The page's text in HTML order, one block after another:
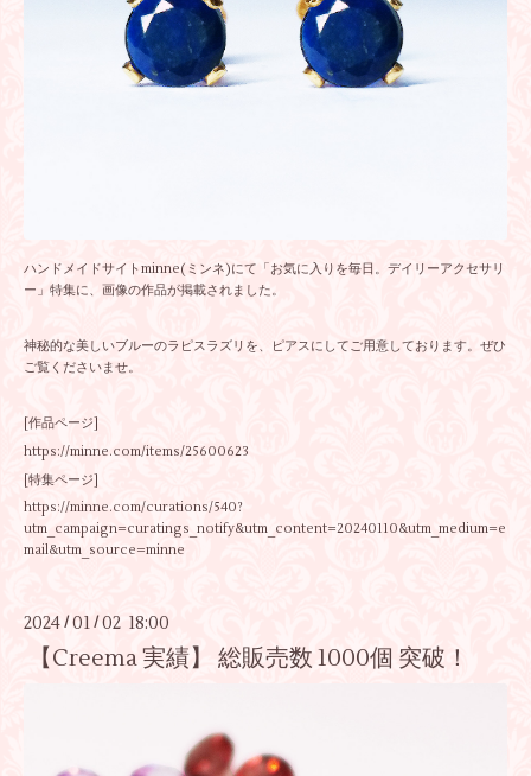
ハンドメイドサイトminne(ミンネ)にて「お気に入りを毎日。デイリーアクセサリ
ー」特集に、画像の作品が掲載されました。
神秘的な美しいブルーのラピスラズリを、ピアスにしてご用意しております。ぜひ
ご覧くださいませ。
[作品ページ]
https://minne.com/items/25600623
[特集ページ]
https://minne.com/curations/540?
utm_campaign=curatings_notify&utm_content=20240110&utm_medium=e
mail&utm_source=minne
2024 /01 /02 18:00
【Creema 実績】 総販売数 1000個 突破！